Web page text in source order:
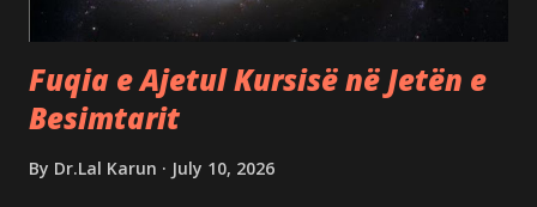
kujton se ...
Fuqia e Ajetul Kursisë në Jetën e
Besimtarit
By Dr.Lal Karun July 10, 2026